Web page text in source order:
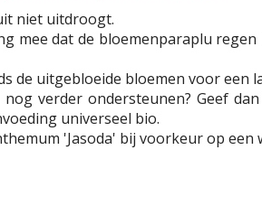
niet uitdroogt.
mee dat de bloemenparaplu
de uitgebloeide bloemen voor een
verder ondersteunen? Geef
universeel bio.
'Jasoda' bij voorkeur op